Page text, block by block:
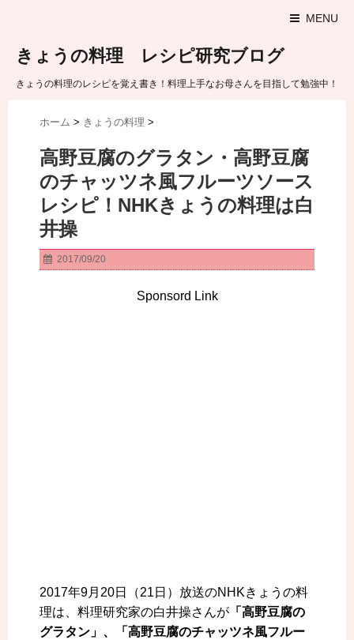
MENU
きょうの料理 レシピ研究ブログ
きょうの料理のレシピを覚え書き！料理上手なお母さんを目指して勉強中！
ホーム > きょうの料理 >
高野豆腐のグラタン・高野豆腐
のチャッツネ風フルーツソース
レシピ！NHKきょうの料理は白
井操
2017/09/20
Sponsord Link
2017年9月20日（21日）放送のNHKきょうの料
理は、料理研究家の白井操さんが 「高野豆腐の
グラタン」、「高野豆腐のチャッツネ風フルー